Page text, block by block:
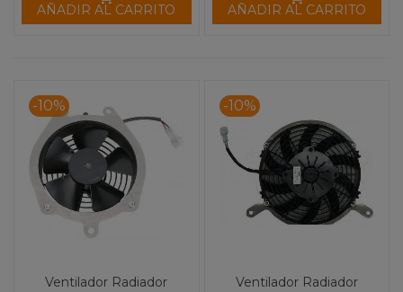
AÑADIR AL CARRITO AÑADIR AL CARRITO
-10%
Ventilador Radiador
-10%
Ventilador Radiador